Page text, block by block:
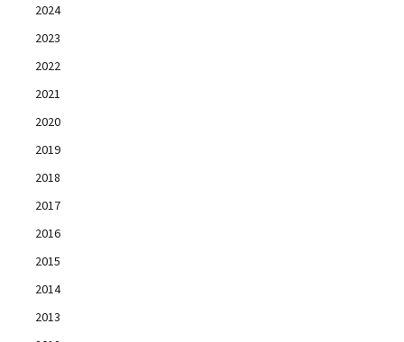
Uzņēmums
Kontakti
2024
2023
2022
2021
2020
2019
2018
2017
2016
2015
2014
2013